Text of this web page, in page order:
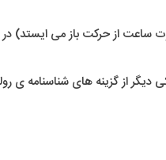
از حرکت باز می ایستد)
دیگر از گزینه های شناسنامه